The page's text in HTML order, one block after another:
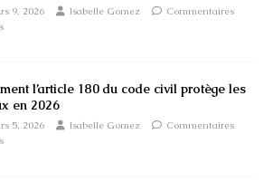
9, 2026 Isabelle Gomez
Commentaires
l’article 180 du code civil protège les
en 2026
5, 2026 Isabelle Gomez
Commentaires